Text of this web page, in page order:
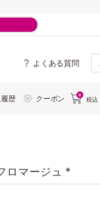
よくある質問
歴 クーポン 0
税込
ロマージュ *